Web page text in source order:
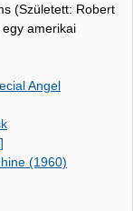
(Született: Robert
amerikai
Angel
(1960)